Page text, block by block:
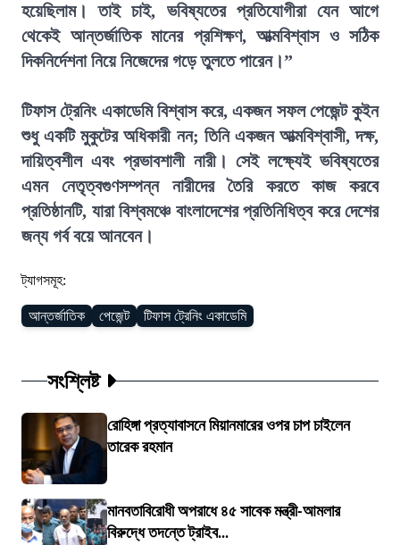
হয়েছিলাম। তাই চাই, ভবিষ্যতের প্রতিযোগীরা যেন আগে
থেকেই আন্তর্জাতিক মানের প্রশিক্ষণ, আত্মবিশ্বাস ও সঠিক
দিকনির্দেশনা নিয়ে নিজেদের গড়ে তুলতে পারেন।”
টিফাস ট্রেনিং একাডেমি বিশ্বাস করে, একজন সফল পেজেন্ট কুইন
শুধু একটি মুকুটের অধিকারী নন; তিনি একজন আত্মবিশ্বাসী, দক্ষ,
দায়িত্বশীল এবং প্রভাবশালী নারী। সেই লক্ষ্যেই ভবিষ্যতের
এমন নেতৃত্বগুণসম্পন্ন নারীদের তৈরি করতে কাজ করবে
প্রতিষ্ঠানটি, যারা বিশ্বমঞ্চে বাংলাদেশের প্রতিনিধিত্ব করে দেশের
জন্য গর্ব বয়ে আনবেন।
ট্যাগসমূহ:
আন্তর্জাতিক পেজেন্ট টিফাস ট্রেনিং একাডেমি
সংশ্লিষ্ট
রোহিঙ্গা প্রত্যাবাসনে মিয়ানমারের ওপর চাপ চাইলেন
তারেক রহমান
মানবতাবিরোধী অপরাধে ৪৫ সাবেক মন্ত্রী-আমলার
বিরুদ্ধে তদন্তে ট্রাইব...